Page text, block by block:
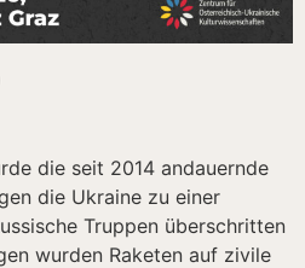
die seit 2014 andauernde
die Ukraine zu einer
Truppen überschritten
wurden Raketen auf zivile